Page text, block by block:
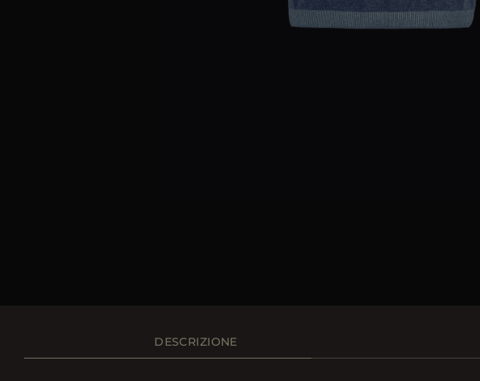
DESCRIZIONE